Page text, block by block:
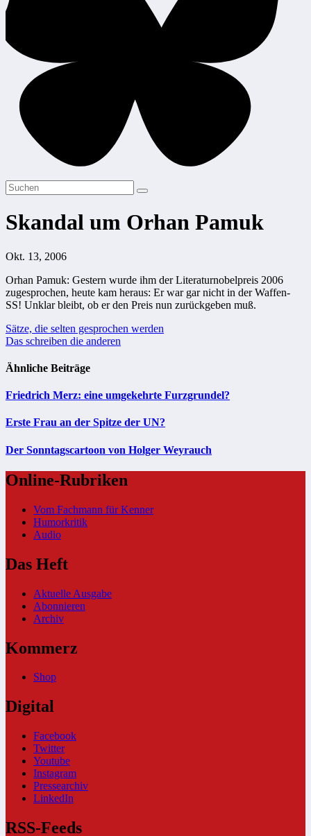
Skandal um Orhan Pamuk
Okt. 13, 2006
Orhan Pamuk: Gestern wurde ihm der Literaturnobelpreis 2006
zugesprochen, heute kam heraus: Er war gar nicht in der Waffen-
SS! Unklar bleibt, ob er den Preis nun zurückgeben muß.
Beitragsnavigation
Sätze, die selten gesprochen werden
Das schreiben die anderen
Ähnliche Beiträge
Friedrich Merz: eine umgekehrte Furzgrundel?
Erste Frau an der Spitze der UN?
Der Sonntagscartoon von Holger Weyrauch
Online-Rubriken
Vom Fachmann für Kenner
Humorkritik
Audio
Das Heft
Aktuelle Ausgabe
Abonnieren
Archiv
Kommerz
Shop
Digital
Facebook
Twitter
Youtube
Instagram
Pressearchiv
LinkedIn
RSS-Feeds